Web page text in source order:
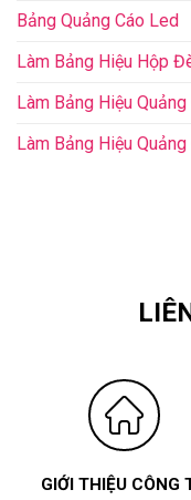
Bảng Quảng Cáo Led
Làm Bảng Hiệu Hộp
Làm Bảng Hiệu Quảng
Làm Bảng Hiệu
GIỚI THIỆU CÔNG